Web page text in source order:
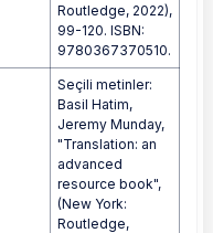
Routledge, 2022),
99-120. ISBN:
9780367370510.
Seçili metinler:
Basil Hatim,
Jeremy Munday,
"Translation: an
advanced
resource book",
(New York:
Routledge,